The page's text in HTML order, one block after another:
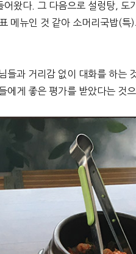
왔다. 그 다음으로 설렁탕, 도
메뉴인 것 같아 소머리국밥(특
들과 거리감 없이 대화를 하는
에게 좋은 평가를 받았다는 것